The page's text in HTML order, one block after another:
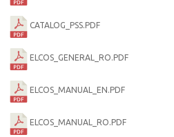
CATALOG_PSS.PDF
ELCOS_GENERAL_RO.PDF
ELCOS_MANUAL_EN.PDF
ELCOS_MANUAL_RO.PDF